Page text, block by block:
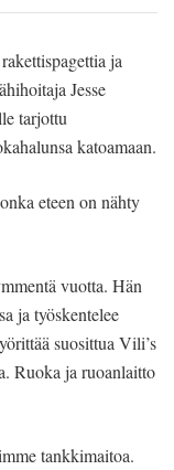
ja
Jesse
tarjottu
katoamaan.
eteen on nähty
vuotta. Hän
ja työskentelee
suosittua Vili’s
Ruoka ja ruoanlaitto
tankkimaitoa.